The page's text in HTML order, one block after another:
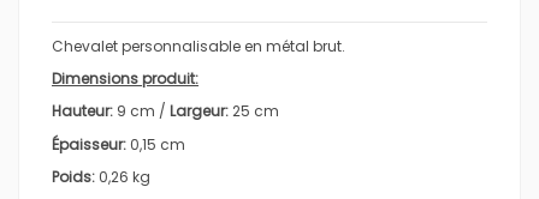
Chevalet personnalisable en métal brut.
Dimensions produit:
Hauteur: 9 cm / Largeur:25 cm
Épaisseur: 0,15 cm
Poids: 0,26 kg